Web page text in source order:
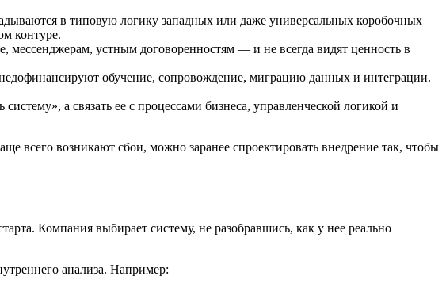
в типовую логику западных или даже универсальных коробочных
контуре.
устным договоренностям — и не всегда видят ценность в
обучение, сопровождение, миграцию данных и интеграции.
а связать ее с процессами бизнеса, управленческой логикой и
всего возникают сбои, можно заранее спроектировать внедрение так, чтобы
Компания выбирает систему, не разобравшись, как у нее реально
анализа. Например: